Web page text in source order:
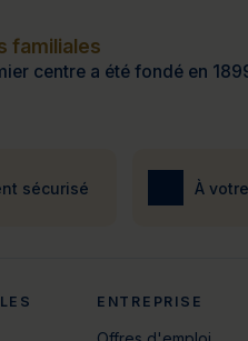
familiales
centre a été fondé en
sécurisé À
ENTREPRISE